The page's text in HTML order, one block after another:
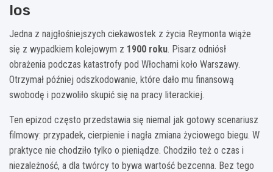
los
Jedna z najgłośniejszych ciekawostek z życia Reymonta wiąże
się z wypadkiem kolejowym z 1900 roku. Pisarz odniósł
obrażenia podczas katastrofy pod Włochami koło Warszawy.
Otrzymał później odszkodowanie, które dało mu finansową
swobodę i pozwoliło skupić się na pracy literackiej.
Ten epizod często przedstawia się niemal jak gotowy scenariusz
filmowy: przypadek, cierpienie i nagła zmiana życiowego biegu. W
praktyce nie chodziło tylko o pieniądze. Chodziło też o czas i
niezależność, a dla twórcy to bywa wartość bezcenna. Bez tego